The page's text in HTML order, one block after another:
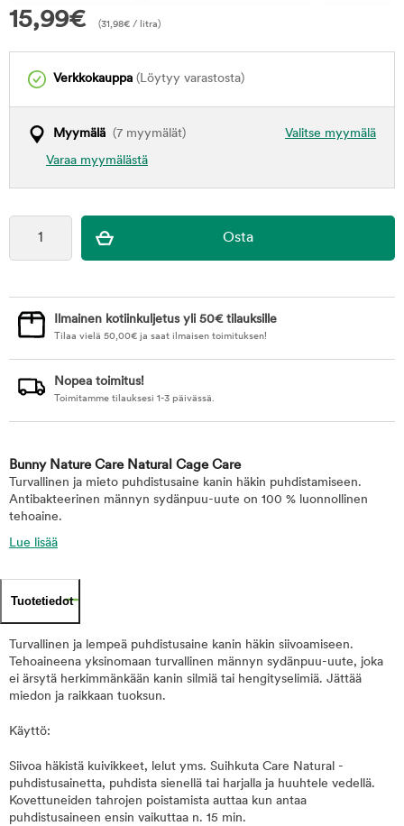
15,99€ (31,98€ / litra)
Verkkokauppa (Löytyy varastosta)
Valitse myymälä
Myymälä (7 myymälät)
Varaa myymälästä
Ilmainen kotiinkuljetus yli 50€ tilauksille
Tilaa vielä 50,00€ ja saat ilmaisen toimituksen!
Nopea toimitus!
Toimitamme tilauksesi 1-3 päivässä.
Bunny Nature Care Natural Cage Care
Turvallinen ja mieto puhdistusaine kanin häkin puhdistamiseen.
Antibakteerinen männyn sydänpuu-uute on 100 % luonnollinen
tehoaine.
Lue lisää
Tuotetiedot
Turvallinen ja lempeä puhdistusaine kanin häkin siivoamiseen.
Tehoaineena yksinomaan turvallinen männyn sydänpuu-uute, joka
ei ärsytä herkimmänkään kanin silmiä tai hengityselimiä. Jättää
miedon ja raikkaan tuoksun.
Käyttö:
Siivoa häkistä kuivikkeet, lelut yms. Suihkuta Care Natural -
puhdistusainetta, puhdista sienellä tai harjalla ja huuhtele vedellä.
Kovettuneiden tahrojen poistamista auttaa kun antaa
puhdistusaineen ensin vaikuttaa n. 15 min.